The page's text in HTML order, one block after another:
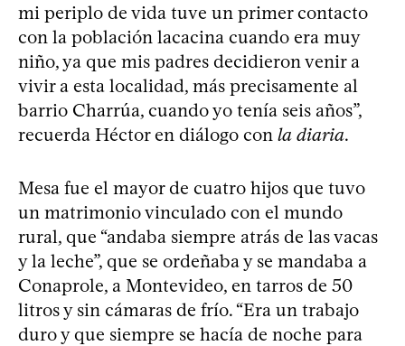
mi periplo de vida tuve un primer contacto
con la población lacacina cuando era muy
niño, ya que mis padres decidieron venir a
vivir a esta localidad, más precisamente al
barrio Charrúa, cuando yo tenía seis años”,
recuerda Héctor en diálogo con la diaria.
Mesa fue el mayor de cuatro hijos que tuvo
un matrimonio vinculado con el mundo
rural, que “andaba siempre atrás de las vacas
y la leche”, que se ordeñaba y se mandaba a
Conaprole, a Montevideo, en tarros de 50
litros y sin cámaras de frío. “Era un trabajo
duro y que siempre se hacía de noche para